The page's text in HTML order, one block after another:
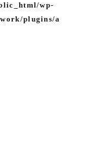
wp-
plugins/a